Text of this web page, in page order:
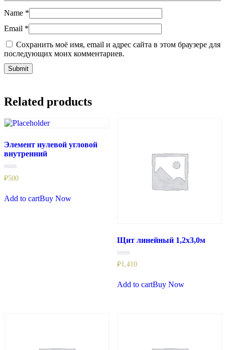
Name *
Email *
Сохранить моё имя, email и адрес сайта в этом браузере для
последующих моих комментариев.
Related products
Элемент нулевой угловой
внутренний
Rated
0
of
5
₽500
Add to cartBuy Now
Щит линейный 1,2х3,0м
Rated
0
of
5
₽1,410
Add to cartBuy Now